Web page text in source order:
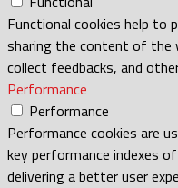
Functional cookies help to
sharing the content of the
collect feedbacks, and
Performance
Performance
Performance cookies are
key performance indexes
delivering a better user